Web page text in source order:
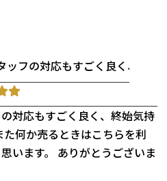
ッフの対応もすごく良く、終
対応もすごく良く、終始気持
何か売るときはこちらを利
います。 ありがとうございま